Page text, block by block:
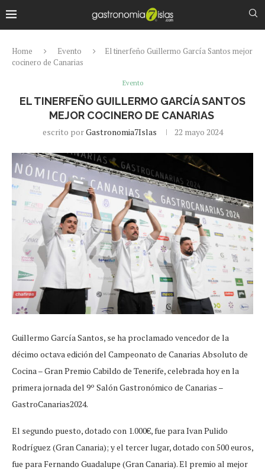
Home Evento
El tinerfeño Guillermo García Santos mejor
cocinero de Canarias
Evento
EL TINERFEÑO GUILLERMO GARCÍA SANTOS
MEJOR COCINERO DE CANARIAS
escrito porGastronomia7Islas 22 mayo 2024
Guillermo García Santos, se ha proclamado vencedor de la
décimo octava edición del Campeonato de Canarias Absoluto de
Cocina – Gran Premio Cabildo de Tenerife, celebrada hoy en la
primera jornada del 9º Salón Gastronómico de Canarias –
GastroCanarias2024.
El segundo puesto, dotado con 1.000€, fue para Ivan Pulido
Rodríguez (Gran Canaria); y el tercer lugar, dotado con 500 euros,
fue para Fernando Guadalupe (Gran Canaria). El premio al mejor